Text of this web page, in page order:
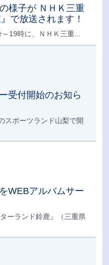
様子が ＮＨＫ三重
で放送されます！
19時に、ＮＨＫ三重...
受付開始のお知ら
スポーツランド山梨で開
WEBアルバムサー
ーランド鈴鹿』（三重県